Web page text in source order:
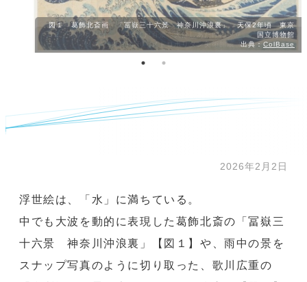
図１ 葛飾北斎画 「冨嶽三十六景 神奈川沖浪裏」 天保2年頃 東京
国立博物館
出典： ColBase
2026年2月2日
浮世絵は、「水」に満ちている。
中でも大波を動的に表現した葛飾北斎の「冨嶽三
十六景 神奈川沖浪裏」【図１】や、雨中の景を
スナップ写真のように切り取った、歌川広重の